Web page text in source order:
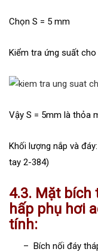
Chọn S = 5 mm
Kiểm tra ứng suất
Vậy S = 5mm là thỏa
Khối lượng nắp và
tay 2-384)
4.3. Mặt
hấp phụ hơi
tính:
– Bích nối đáy tháp